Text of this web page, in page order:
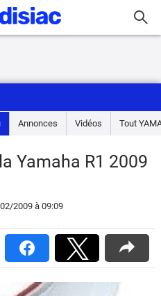
Annonces Vidéos Tout
Yamaha R1 2009
2009 à 09:09